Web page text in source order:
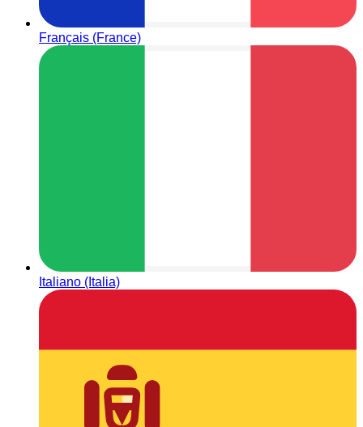
Français (France)
Italiano (Italia)